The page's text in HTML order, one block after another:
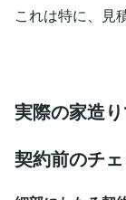
これは特に、見
実際の家造
契約前のチ